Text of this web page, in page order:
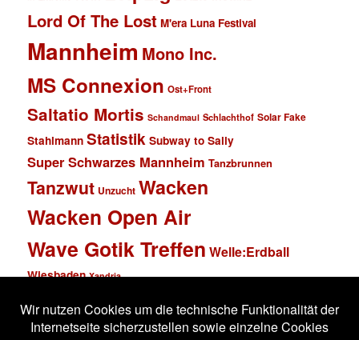
Lord Of The Lost M'era Luna Festival
Mannheim Mono Inc.
MS Connexion Ost+Front
Saltatio Mortis Schandmaul Schlachthof Solar Fake
Stahlmann Statistik Subway to Sally
Super Schwarzes Mannheim Tanzbrunnen
Tanzwut Unzucht Wacken
Wacken Open Air
Wave Gotik Treffen Welle:Erdball
Wiesbaden Xandria
Impressum